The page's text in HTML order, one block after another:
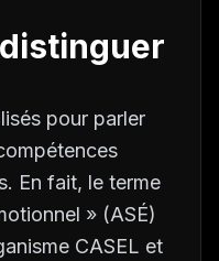
pour parler
En fait, le terme
» (ASÉ)
CASEL et